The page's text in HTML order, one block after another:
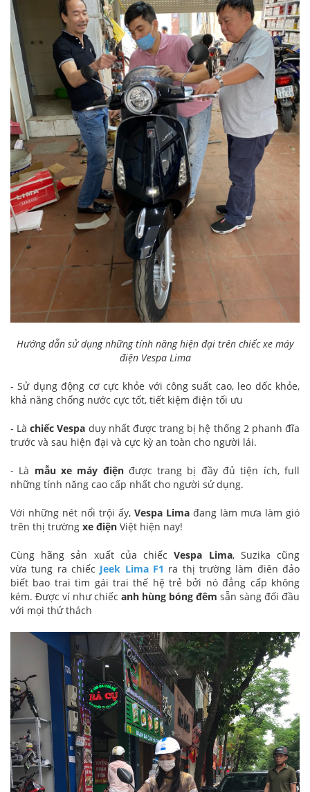
Hướng dẫn sử dụng những tính năng hiện đại trên chiếc xe máy
điện Vespa Lima
- Sử dụng động cơ cực khỏe với công suất cao, leo dốc khỏe,
khả năng chống nước cực tốt, tiết kiệm điện tối ưu
- Làchiếc Vespa duy nhất được trang bị hệ thống 2 phanh đĩa
trước và sau hiện đại và cực kỳ an toàn cho người lái.
- Là mẫu xe máy điệnđược trang bị đầy đủ tiện ích, full
những tính năng cao cấp nhất cho người sử dụng.
Với những nét nổi trội ấy, Vespa Lima đang làm mưa làm gió
trên thị trường xe điện Việt hiện nay!
Cùng hãng sản xuất của chiếcVespa Lima, Suzika cũng
vừa tung ra chiếc Jeek Lima F1 ra thị trường làm điên đảo
biết bao trai tim gái trai thế hệ trẻ bởi nó đẳng cấp không
kém. Được ví như chiếc anh hùng bóng đêm sẵn sàng đối đầu
với mọi thử thách